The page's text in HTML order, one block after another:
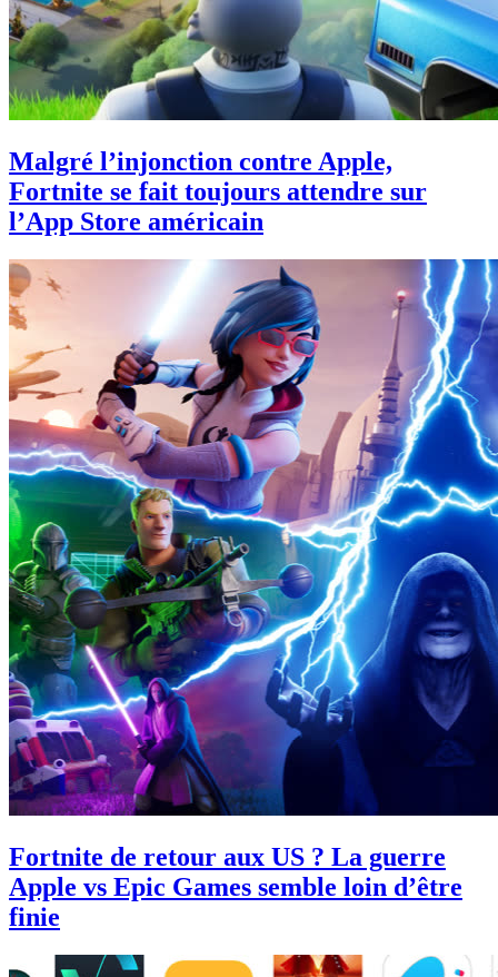
Malgré l’injonction contre Apple,
Fortnite se fait toujours attendre sur
l’App Store américain
Fortnite de retour aux US ? La guerre
Apple vs Epic Games semble loin d’être
finie